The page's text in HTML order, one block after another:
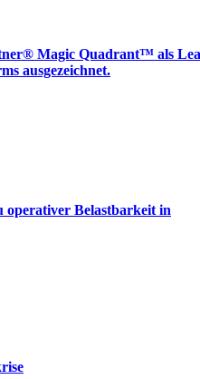
Magic Quadrant™ als
ausgezeichnet.
operativer Belastbarkeit in